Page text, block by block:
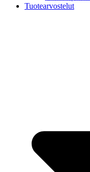
Tuotearvostelut